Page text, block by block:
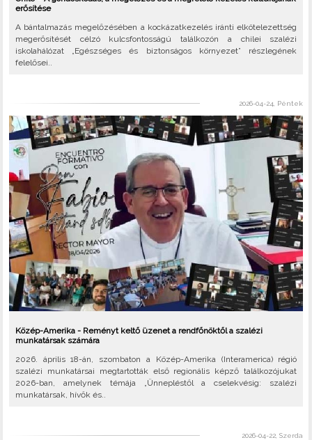
erősítése
A bántalmazás megelőzésében a kockázatkezelés iránti elkötelezettség
megerősítését célzó kulcsfontosságú találkozón a chilei szalézi
iskolahálózat „Egészséges és biztonságos környezet” részlegének
felelősei..
2026-04-24, Péntek
Közép-Amerika - Reményt keltő üzenet a rendfőnöktől a szalézi
munkatársak számára
2026. április 18-án, szombaton a Közép-Amerika (Interamerica) régió
szalézi munkatársai megtartották első regionális képző találkozójukat
2026-ban, amelynek témája „Ünnepléstől a cselekvésig: szalézi
munkatársak, hívők és..
2026-04-22, Szerda